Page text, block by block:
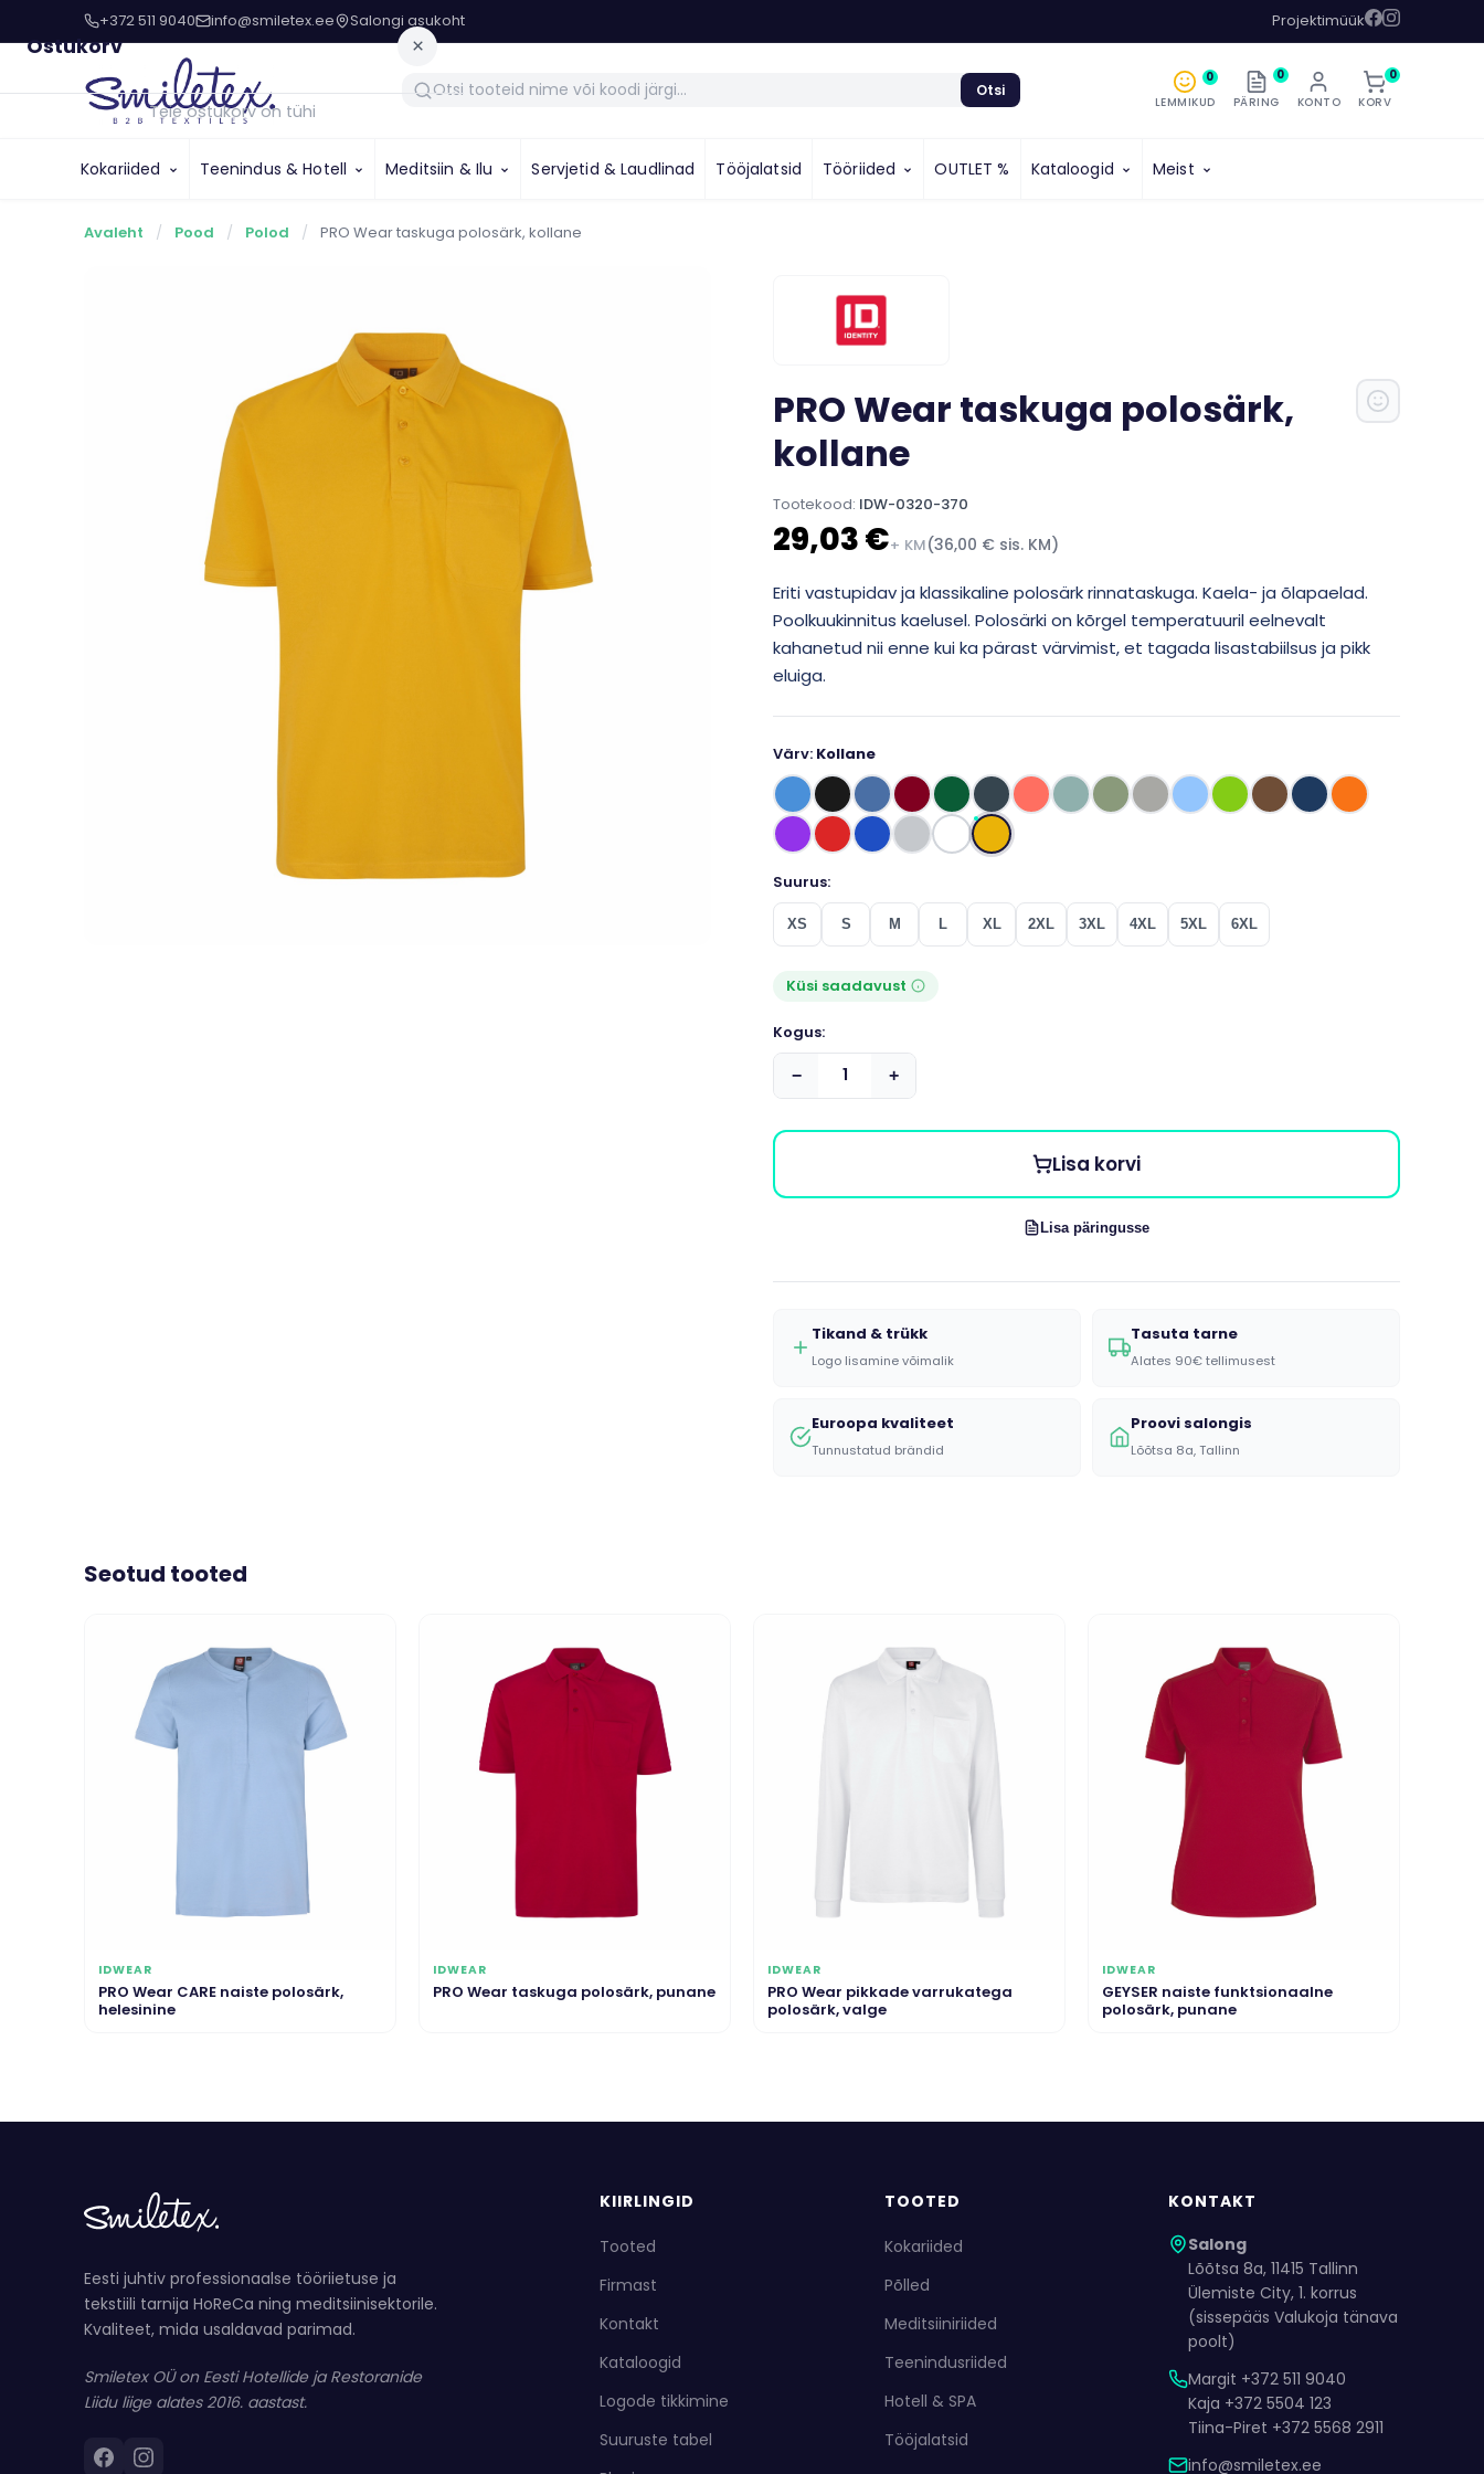
+372 511 9040 info@smiletex.ee Salongi asukoht Projektimüük
Otsi
0
LEMMIKUD
0
PÄRING
KONTO
0
KORV
Kokariided Teenindus & Hotell Meditsiin & Ilu Servjetid & Laudlinad Tööjalatsid Tööriided OUTLET % Kataloogid Meist
Avaleht / Pood / Polod / PRO Wear taskuga polosärk, kollane
PRO Wear taskuga polosärk,
kollane
Tootekood: IDW-0320-370
29,03 €+ KM(36,00 € sis. KM)
Eriti vastupidav ja klassikaline polosärk rinnataskuga. Kaela- ja õlapaelad.
Poolkuukinnitus kaelusel. Polosärki on kõrgel temperatuuril eelnevalt
kahanetud nii enne kui ka pärast värvimist, et tagada lisastabiilsus ja pikk
eluiga.
Värv: Kollane
Suurus:
XS S M L XL 2XL 3XL 4XL 5XL 6XL
Küsi saadavust
Kogus:
− +
Lisa korvi
Lisa päringusse
Tikand & trükk
Logo lisamine võimalik
Tasuta tarne
Alates 90€ tellimusest
Euroopa kvaliteet
Tunnustatud brändid
Proovi salongis
Lõõtsa 8a, Tallinn
Seotud tooted
IDWEAR
PRO Wear CARE naiste polosärk,
helesinine
IDWEAR
PRO Wear taskuga polosärk, punane
IDWEAR
PRO Wear pikkade varrukatega
polosärk, valge
IDWEAR
GEYSER naiste funktsionaalne
polosärk, punane
Eesti juhtiv professionaalse tööriietuse ja
tekstiili tarnija HoReCa ning meditsiinisektorile.
Kvaliteet, mida usaldavad parimad.
Smiletex OÜ on Eesti Hotellide ja Restoranide
Liidu liige alates 2016. aastast.
KIIRLINGID
Tooted
Firmast
Kontakt
Kataloogid
Logode tikkimine
Suuruste tabel
TOOTED
Kokariided
Põlled
Meditsiiniriided
Teenindusriided
Hotell & SPA
Tööjalatsid
KONTAKT
Salong
Lõõtsa 8a, 11415 Tallinn
Ülemiste City, 1. korrus
(sissepääs Valukoja tänava
poolt)
Margit +372 511 9040
Kaja +372 5504 123
Tiina-Piret +372 5568 2911
info@smiletex.ee
Ostukorv ×
Teie ostukorv on tühi